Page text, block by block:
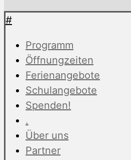
#
Programm
Öffnungzeiten
Ferienangebote
Schulangebote
Spenden!
.
Über uns
Partner